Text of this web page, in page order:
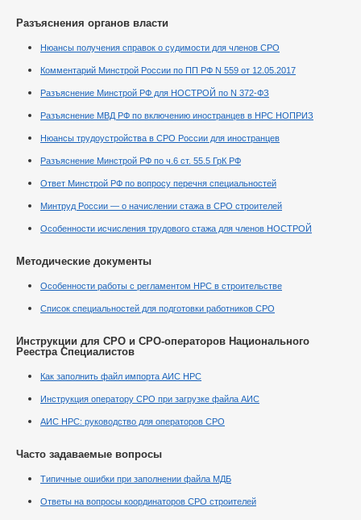
Разъяснения органов власти
Нюансы получения справок о судимости для членов СРО
Комментарий Минстрой России по ПП РФ N 559 от 12.05.2017
Разъяснение Минстрой РФ для НОСТРОЙ по N 372-ФЗ
Разъяснение МВД РФ по включению иностранцев в НРС НОПРИЗ
Нюансы трудоустройства в СРО России для иностранцев
Разъяснение Минстрой РФ по ч.6 ст. 55.5 ГрК РФ
Ответ Минстрой РФ по вопросу перечня специальностей
Минтруд России — о начислении стажа в СРО строителей
Особенности исчисления трудового стажа для членов НОСТРОЙ
Методические документы
Особенности работы с регламентом НРС в строительстве
Список специальностей для подготовки работников СРО
Инструкции для СРО и СРО-операторов Национального
Реестра Специалистов
Как заполнить файл импорта АИС НРС
Инструкция оператору СРО при загрузке файла АИС
АИС НРС: руководство для операторов СРО
Часто задаваемые вопросы
Типичные ошибки при заполнении файла МДБ
Ответы на вопросы координаторов СРО строителей